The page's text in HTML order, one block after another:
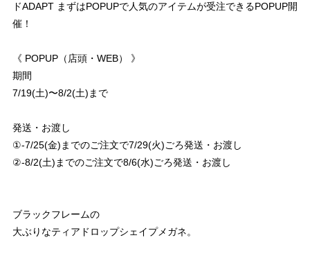
ドADAPT まずはPOPUPで人気のアイテムが受注できるPOPUP開
催！
《 POPUP（店頭・WEB） 》
期間
7/19(土)〜8/2(土)まで
発送・お渡し
①-7/25(金)までのご注文で7/29(火)ごろ発送・お渡し
②-8/2(土)までのご注文で8/6(水)ごろ発送・お渡し
ブラックフレームの
大ぶりなティアドロップシェイプメガネ。